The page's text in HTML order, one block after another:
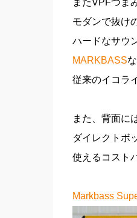
またVPFつま
モダンで抜け
ハードなサウ
MARKBASS
従来のイコラ
また、背面に
ダイレクトボ
使えるコスト
Markbass